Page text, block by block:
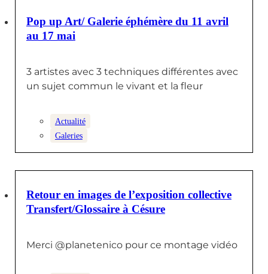
1 MAI 2025
Pop up Art/ Galerie éphémère du 11 avril
au 17 mai
3 artistes avec 3 techniques différentes avec
un sujet commun le vivant et la fleur
Actualité
Galeries
24 MARS 2025
Retour en images de l’exposition collective
Transfert/Glossaire à Césure
Merci @planetenico pour ce montage vidéo